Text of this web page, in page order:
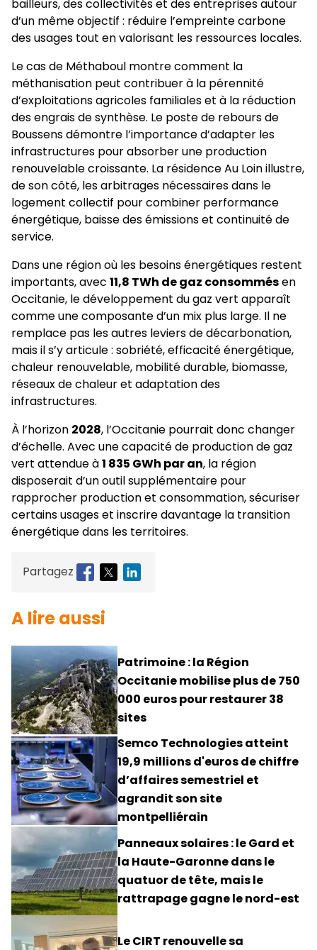
bailleurs, des collectivités et des entreprises autour
d’un même objectif : réduire l’empreinte carbone
des usages tout en valorisant les ressources locales.
Le cas de Méthaboul montre comment la
méthanisation peut contribuer à la pérennité
d’exploitations agricoles familiales et à la réduction
des engrais de synthèse. Le poste de rebours de
Boussens démontre l’importance d’adapter les
infrastructures pour absorber une production
renouvelable croissante. La résidence Au Loin illustre,
de son côté, les arbitrages nécessaires dans le
logement collectif pour combiner performance
énergétique, baisse des émissions et continuité de
service.
Dans une région où les besoins énergétiques restent
importants, avec 11,8 TWh de gaz consommésen
Occitanie, le développement du gaz vert apparaît
comme une composante d’un mix plus large. Il ne
remplace pas les autres leviers de décarbonation,
mais il s’y articule : sobriété, efficacité énergétique,
chaleur renouvelable, mobilité durable, biomasse,
réseaux de chaleur et adaptation des
infrastructures.
À l’horizon 2028, l’Occitanie pourrait donc changer
d’échelle. Avec une capacité de production de gaz
vert attendue à1 835 GWh par an, la région
disposerait d’un outil supplémentaire pour
rapprocher production et consommation, sécuriser
certains usages et inscrire davantage la transition
énergétique dans les territoires.
Partagez
A lire aussi
Patrimoine : la Région
Occitanie mobilise plus de 750
000 euros pour restaurer 38
sites
Semco Technologies atteint
19,9 millions d'euros de chiffre
d’affaires semestriel et
agrandit son site
montpelliérain
Panneaux solaires : le Gard et
la Haute-Garonne dans le
quatuor de tête, mais le
rattrapage gagne le nord-est
Le CIRT renouvelle sa